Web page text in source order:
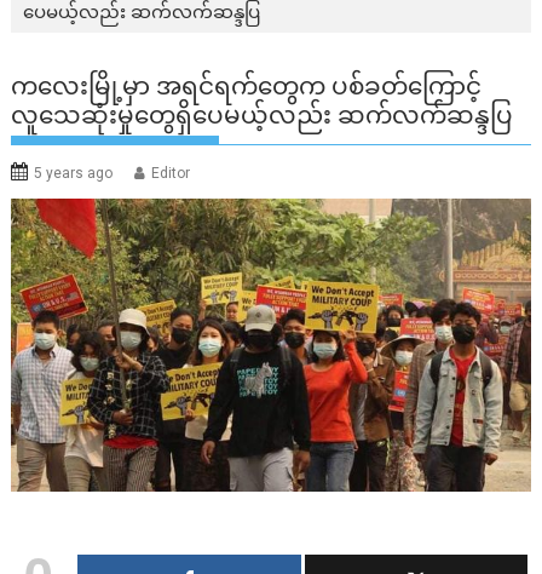
ပေမယ့်လည်း ဆက်လက်ဆန္ဒပြ
ကလေးမြို့မှာ အရင်ရက်တွေက ပစ်ခတ်ကြောင့်
လူသေဆုံးမှုတွေရှိပေမယ့်လည်း ဆက်လက်ဆန္ဒပြ
5 years ago Editor